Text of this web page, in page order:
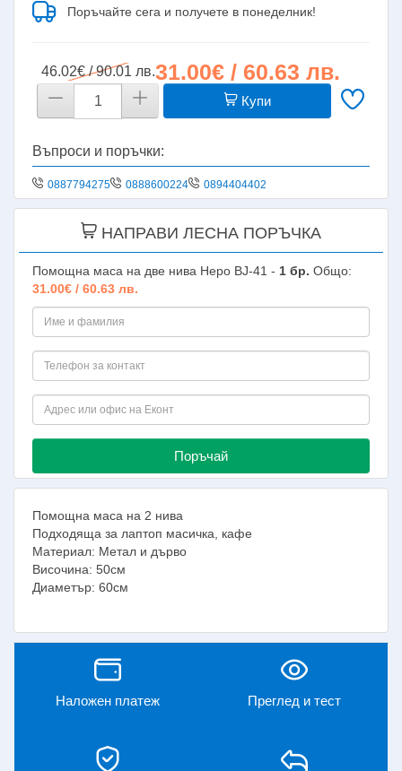
Поръчайте сега и получете в понеделник!
46.02€ / 90.01 лв.31.00€ / 60.63 лв.
Купи
Въпроси и поръчки:
0887794275 0888600224 0894404402
НАПРАВИ ЛЕСНА ПОРЪЧКА
Помощна маса на две нива Неро BJ-41 - 1 бр. Общо:
31.00€ / 60.63 лв.
Поръчай
Помощна маса на 2 нива
Подходяща за лаптоп масичка, кафе
Материал: Метал и дърво
Височина: 50см
Диаметър: 60см
Наложен платеж Преглед и тест